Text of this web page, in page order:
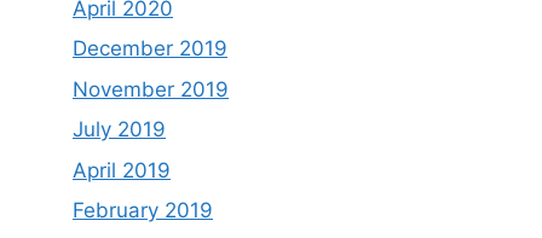
April 2020
December 2019
November 2019
July 2019
April 2019
February 2019